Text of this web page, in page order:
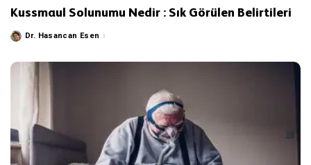
Kussmaul Solunumu Nedir : Sık Görülen Belirtileri
PostedDr. Hasancan Esen